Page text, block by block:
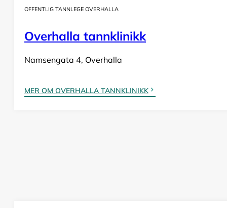
OFFENTLIG TANNLEGE OVERHALLA
Overhalla tannklinikk
Namsengata 4, Overhalla
MER OM OVERHALLA TANNKLINIKK